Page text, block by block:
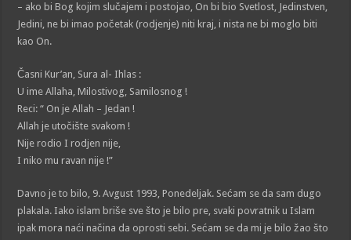
– ako bi Bog kojim slučajem i postojao, On bi bio Svetlost, Jedinstven,
Jedini, ne bi imao početak (rodjenje) niti kraj, i nista ne bi moglo biti
kao On.
Časni Kur’an, Sura al- Ihlas :
U ime Allaha, Milostivog, Samilosnog !
Reci: “ On je Allah – Jedan !
Allah je utočište svakom !
Nije rodio I rodjen nije,
I niko mu ravan nije !”
Davno je to bilo, 9. Avgust 1993, Ponedeljak. Sećam se da sam dugo
plakala. Iako islam briše sve što je bilo pre, svaki povratnik u Islam
ipak mora naći načina da oprosti sebi. Sećam se da mi je bilo žao što